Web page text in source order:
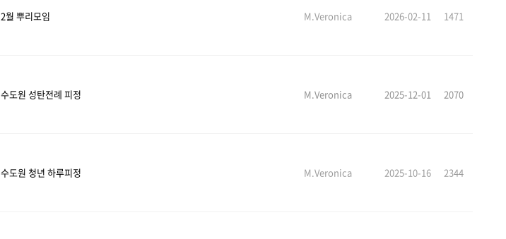
2월 뿌리모임 M.Veronica 2026-02-11 1471
수도원 성탄전례 피정 M.Veronica 2025-12-01 2070
수도원 청년 하루피정 M.Veronica 2025-10-16 2344